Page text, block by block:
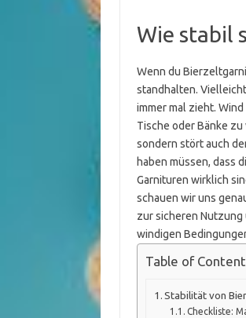
Wie stabil
Wenn du
standhalten.
immer mal zieht.
Tische oder Bänke
sondern stört auch
haben müssen, dass
Garnituren wirklich
schauen wir uns
zur sicheren Nutzung
windigen
Table of
Stabilität von
Checkliste: